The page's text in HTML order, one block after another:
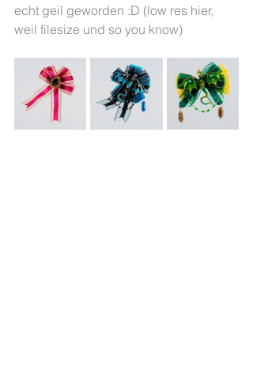
echt geil geworden :D (low res hier,
weil filesize und so you know)